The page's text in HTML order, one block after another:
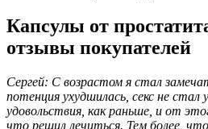
Капсулы от
отзывы покупателей
Сергей: С возрастом я стал
потенция ухудшилась, секс не
удовольствия, как раньше, и от
что решил лечиться. Тем более,